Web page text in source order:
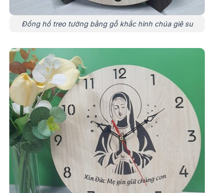
Đồng hồ treo tường bằng gỗ khắc hình chúa giê su